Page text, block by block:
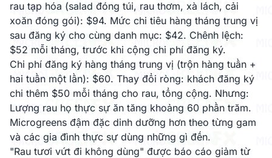
rau tạp hóa (salad đóng túi, rau thơm, xà lách, cải
xoăn đóng gói): $94. Mức chi tiêu hàng tháng trung vị
sau đăng ký cho cùng danh mục: $42. Chênh lệch:
$52 mỗi tháng, trước khi cộng chi phí đăng ký.
Chi phí đăng ký hàng tháng trung vị (trộn hàng tuần +
hai tuần một lần): $60. Thay đổi ròng: khách đăng ký
chi thêm $50 mỗi tháng cho rau, tổng cộng. Nhưng:
Lượng rau họ thực sự ăn tăng khoảng 60 phần trăm.
Microgreens đậm đặc dinh dưỡng hơn theo từng gam
và các gia đình thực sự dùng những gì đến.
"Rau tươi vứt đi không dùng" được báo cáo giảm từ